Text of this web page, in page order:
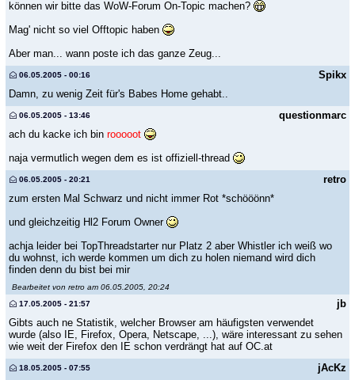
können wir bitte das WoW-Forum On-Topic machen?
Mag' nicht so viel Offtopic haben
Aber man... wann poste ich das ganze Zeug...
Spikx
06.05.2005 - 00:16
Damn, zu wenig Zeit für's Babes Home gehabt..
questionmarc
06.05.2005 - 13:46
ach du kacke ich bin rooooot
naja vermutlich wegen dem es ist offiziell-thread
retro
06.05.2005 - 20:21
zum ersten Mal Schwarz und nicht immer Rot *schööönn*
und gleichzeitig Hl2 Forum Owner
achja leider bei TopThreadstarter nur Platz 2 aber Whistler ich weiß wo
du wohnst, ich werde kommen um dich zu holen niemand wird dich
finden denn du bist bei mir
Bearbeitet von retro am 06.05.2005, 20:24
jb
17.05.2005 - 21:57
Gibts auch ne Statistik, welcher Browser am häufigsten verwendet
wurde (also IE, Firefox, Opera, Netscape, ...), wäre interessant zu sehen
wie weit der Firefox den IE schon verdrängt hat auf OC.at
jAcKz
18.05.2005 - 07:55